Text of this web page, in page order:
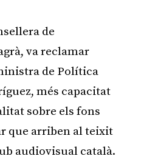
de
va reclamar
de Política
més capacitat
sobre els fons
que arriben al teixit
audiovisual català.